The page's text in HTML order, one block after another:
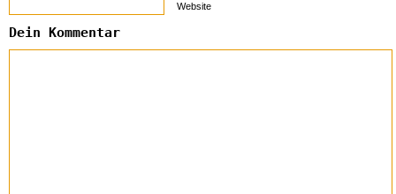
Website
Dein Kommentar